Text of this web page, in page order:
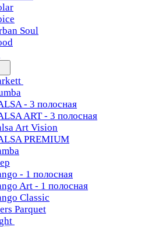
Soul
- 3 полосная
ART - 3 полосная
Art Vision
PREMIUM
- 1 полосная
Art - 1 полосная
Classiс
Parquet